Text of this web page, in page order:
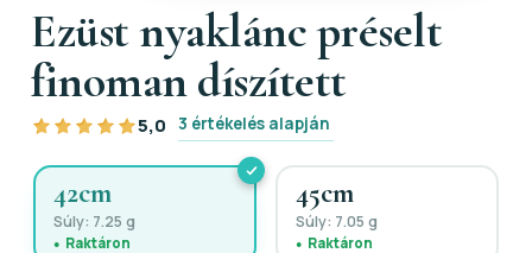
Ezüst nyaklánc préselt
finoman díszített
5,0 3 értékelés alapján
42cm
Súly: 7.25 g
Raktáron
45cm
Súly: 7.05 g
Raktáron